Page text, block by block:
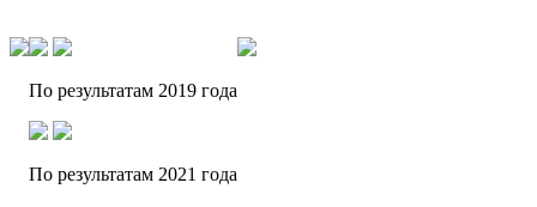
По результатам 2019 года
По результатам 2021 года